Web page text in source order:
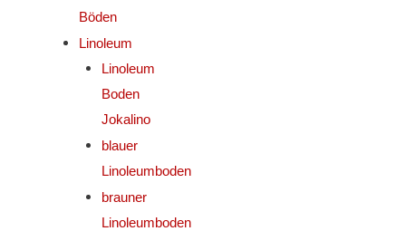
Böden
Linoleum
Linoleum
Boden
Jokalino
blauer
Linoleumboden
brauner
Linoleumboden